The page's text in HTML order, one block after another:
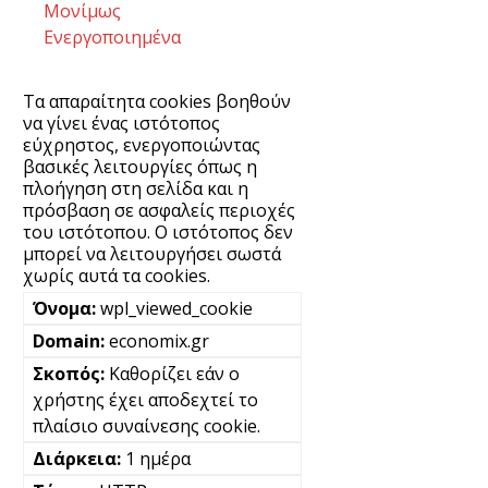
Μονίμως
Ενεργοποιημένα
Τα απαραίτητα cookies βοηθούν
να γίνει ένας ιστότοπος
εύχρηστος, ενεργοποιώντας
βασικές λειτουργίες όπως η
πλοήγηση στη σελίδα και η
πρόσβαση σε ασφαλείς περιοχές
του ιστότοπου. Ο ιστότοπος δεν
μπορεί να λειτουργήσει σωστά
χωρίς αυτά τα cookies.
wpl_viewed_cookie
economix.gr
Καθορίζει εάν ο
χρήστης έχει αποδεχτεί το
πλαίσιο συναίνεσης cookie.
1 ημέρα